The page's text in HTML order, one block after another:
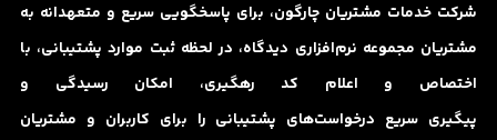
شرکت خدمات مشتریان چارگون، برای پاسخگویی سریع و متعهدانه به
مشتریان مجموعه نرم‌افزاری دیدگاه، در لحظه ثبت موارد پشتیبانی، با
اختصاص و اعلام کد رهگیری، امکان رسیدگی و
پیگیری سریع درخواست‌های پشتیبانی را برای کاربران و مشتریان